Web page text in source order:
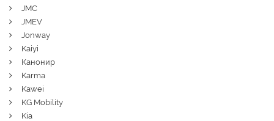
JMC
JMEV
Jonway
Kaiyi
Канонир
Karma
Kawei
KG Mobility
Kia